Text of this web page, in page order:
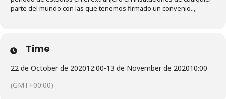
parte del mundo con las que tenemos firmado un convenio..,
Time
22 de October de 202012:00-13 de November de 202010:00
(GMT+00:00)